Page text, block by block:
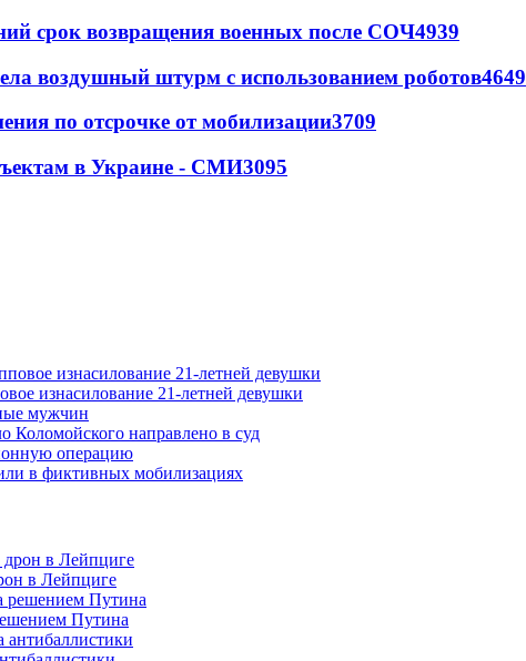
срок возвращения военных после СОЧ4939
воздушный штурм с использованием роботов4649
по отсрочке от мобилизации3709
в Украине - СМИ3095
изнасилование 21-летней девушки
мужчин
Коломойского направлено в суд
операцию
в фиктивных мобилизациях
в Лейпциге
Путина